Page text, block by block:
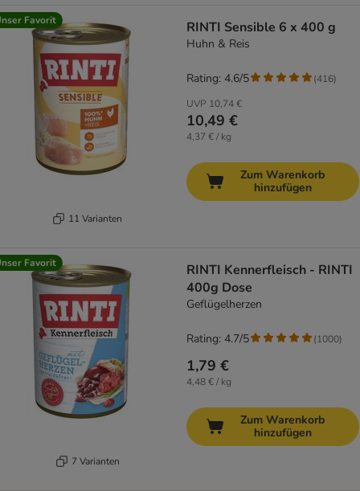
Favorit
11 Varianten
RINTI Sensible 6 x 400 g
Huhn & Reis
UVP 10,74 €
10,49 €
4,37 € / kg
Rating: 4.6/5 (416)
Zum Warenkorb
hinzufügen
Favorit
7 Varianten
RINTI Kennerfleisch - RINTI
400g Dose
Geflügelherzen
1,79 €
4,48 € / kg
Rating: 4.7/5 (1000)
Zum Warenkorb
hinzufügen